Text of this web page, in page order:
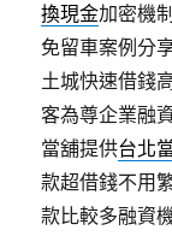
換現金加密機
免留車案例分
土城快速借錢
客為尊企業融
當舖提供台北
款超借錢不用
款比較多融資